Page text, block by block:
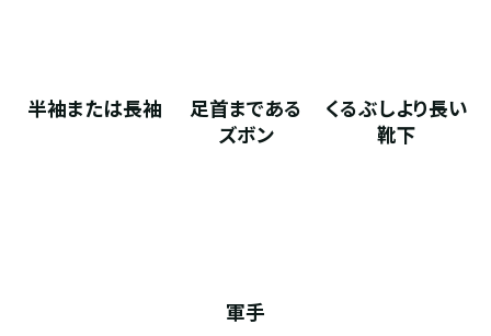
半袖または長袖
足首まである
ズボン
くるぶしより長い
靴下
軍手